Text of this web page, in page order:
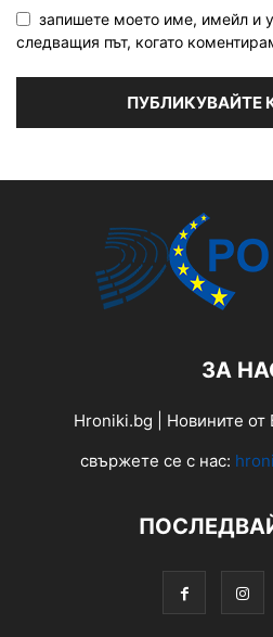
запишете моето име, имейл и
следващия път, когато
ЗА
Hroniki.bg | Новините от
свържете се с нас: